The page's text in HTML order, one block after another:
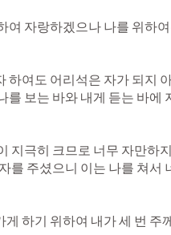
여 자랑하겠으나 나를 위하
하여도 어리석은 자가 되지
를 보는 바와 내게 듣는 바에
지극히 크므로 너무 자만하
를 주셨으니 이는 나를 쳐서
게 하기 위하여 내가 세 번 주